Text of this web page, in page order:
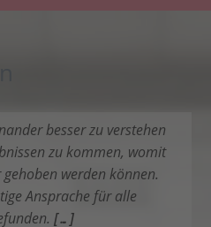
besser zu verstehen
zu kommen, womit
werden können.
Ansprache für alle
[…]